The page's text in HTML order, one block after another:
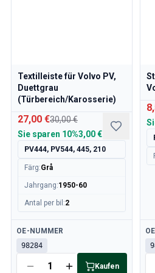
Volvo 740/760/780 Bremsanlage
Volvo 700 Kraftstoff-/Auspuffanlage
Volvo 740/760/780 Getriebe/
Volvo 700 Kühlsystem
Volvo 740/760/780 Sonstiges
Volvo 740/760/780 Elektrische
Volvo 740/760/780 Motor
Volvo 700 Heizungsanlage/
Volvo 700 Räder/Nabenabdeckungen
Volvo 740/760/780
Volvo 740/760/780
Volvo 740/760/780
Textilleiste für Volvo PV,
Duettgrau
(Türbereich/Karosserie)
27,00 €30,00 €
Sie sparen 10%3,00 €
PV444, PV544, 445, 210
Färg:Grå
Jahrgang:1950-60
Antal per bil :2
Verfügbar
OE-NUMMER
98284
Kaufen